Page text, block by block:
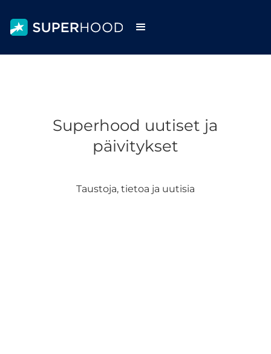
Superhood uutiset ja
päivitykset
Taustoja, tietoa ja uutisia